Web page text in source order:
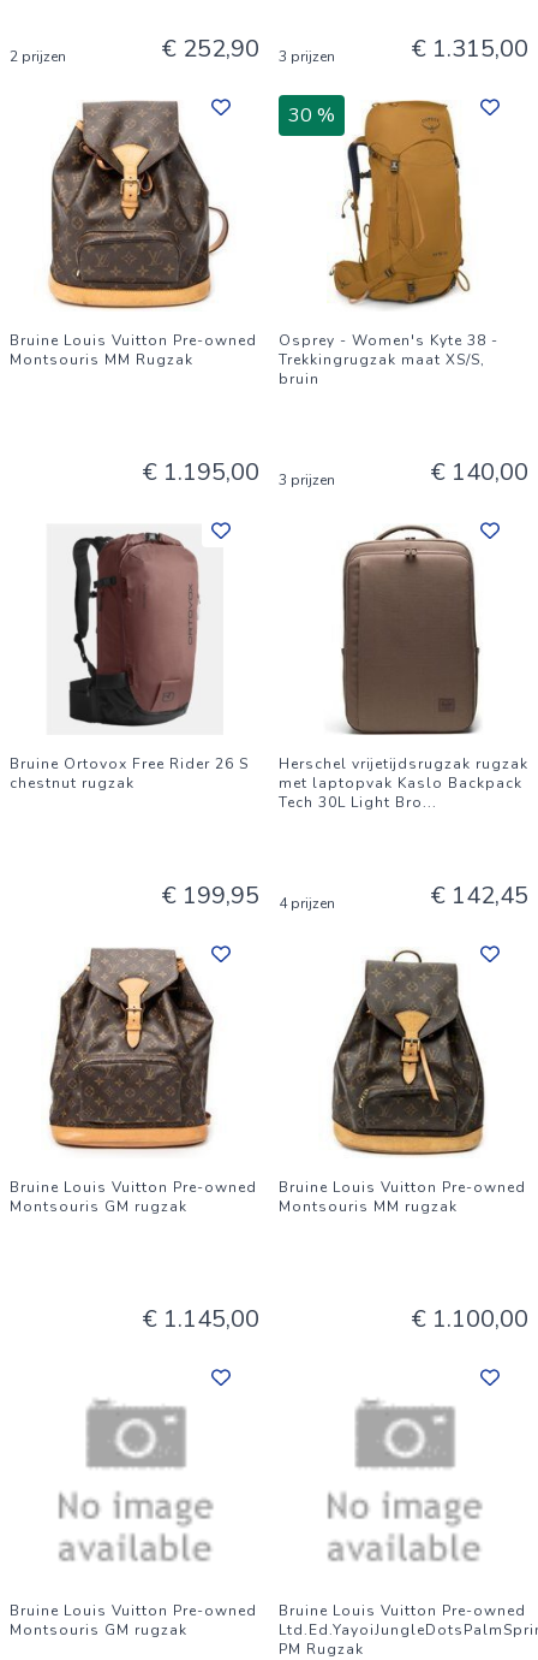
2 prijzen € 252,90 3 prijzen € 1.315,00
Bruine Louis Vuitton Pre-owned
Montsouris MM Rugzak
€ 1.195,00
30 %
Osprey - Women's Kyte 38 -
Trekkingrugzak maat XS/S,
bruin
3 prijzen € 140,00
Bruine Ortovox Free Rider 26 S
chestnut rugzak
€ 199,95
Herschel vrijetijdsrugzak rugzak
met laptopvak Kaslo Backpack
Tech 30L Light Bro...
4 prijzen € 142,45
Bruine Louis Vuitton Pre-owned
Montsouris GM rugzak
€ 1.145,00
Bruine Louis Vuitton Pre-owned
Montsouris MM rugzak
€ 1.100,00
Bruine Louis Vuitton Pre-owned
Montsouris GM rugzak
Bruine Louis Vuitton Pre-owned
PM Rugzak